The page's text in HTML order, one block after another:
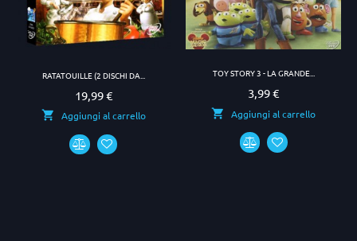
RATATOUILLE (2 DISCHI DA...
Prezzo
19,99 €
Aggiungi al carrello
TOY STORY 3 - LA GRANDE...
Prezzo
3,99 €
Aggiungi al carrello